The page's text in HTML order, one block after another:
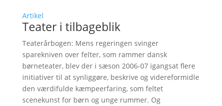
Artikel
Teater i tilbageblik
Teaterårbogen: Mens regeringen svinger
sparekniven over felter, som rammer dansk
børneteater, blev der i sæson 2006-07 igangsat flere
initiativer til at synliggøre, beskrive og videreformidle
den værdifulde kæmpeerfaring, som feltet
scenekunst for børn og unge rummer. Og